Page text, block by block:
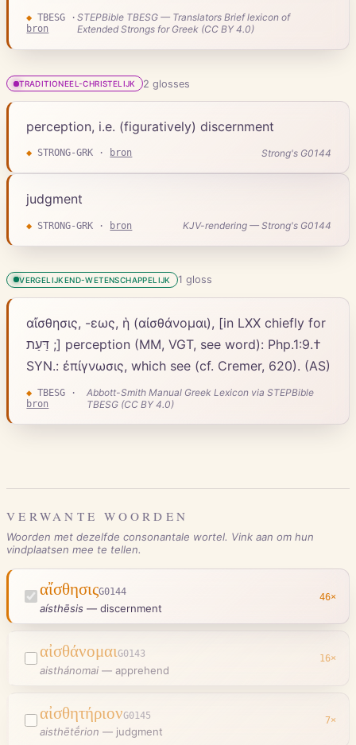
◆ TBESG ·
bron
STEPBible TBESG — Translators Brief lexicon of
Extended Strongs for Greek (CC BY 4.0)
TRADITIONEEL-CHRISTELIJK 2 glosses
perception, i.e. (figuratively) discernment
◆ STRONG-GRK · bron Strong's G0144
judgment
◆ STRONG-GRK · bron KJV-rendering — Strong's G0144
VERGELIJKEND-WETENSCHAPPELIJK 1 gloss
αἴσθησις, -εως, ἡ (αἰσθάνομαι), [in LXX chiefly for
דַּעַת ;] perception (MM, VGT, see word): Php.1:9.†
SYN.: ἐπίγνωσις, which see (cf. Cremer, 620). (AS)
◆ TBESG ·
bron
Abbott-Smith Manual Greek Lexicon via STEPBible
TBESG (CC BY 4.0)
VERWANTE WOORDEN
Woorden met dezelfde consonantale wortel. Vink aan om hun
vindplaatsen mee te tellen.
αἴσθησιςG0144
aísthēsis — discernment
46×
αἰσθάνομαιG0143
aisthánomai — apprehend
16×
αἰσθητήριονG0145
aisthētḗrion — judgment
7×